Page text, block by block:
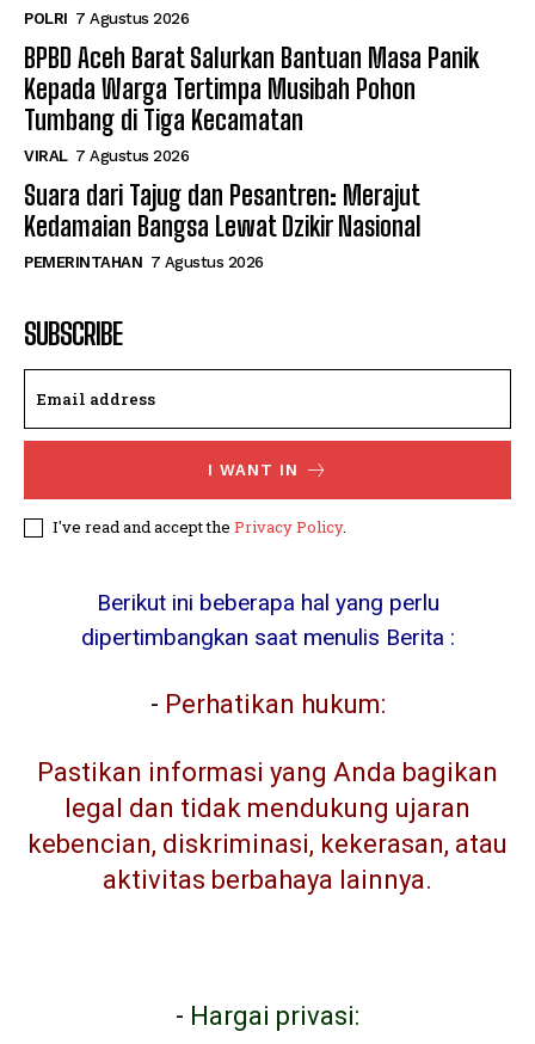
POLRI 7 Agustus 2026
BPBD Aceh Barat Salurkan Bantuan Masa Panik
Kepada Warga Tertimpa Musibah Pohon
Tumbang di Tiga Kecamatan
VIRAL 7 Agustus 2026
Suara dari Tajug dan Pesantren: Merajut
Kedamaian Bangsa Lewat Dzikir Nasional
PEMERINTAHAN 7 Agustus 2026
SUBSCRIBE
I WANT IN
I've read and accept the Privacy Policy.
Berikut ini beberapa hal yang perlu
dipertimbangkan saat menulis Berita :
- Perhatikan hukum:
Pastikan informasi yang Anda bagikan
legal dan tidak mendukung ujaran
kebencian, diskriminasi, kekerasan, atau
aktivitas berbahaya lainnya.
- Hargai privasi: